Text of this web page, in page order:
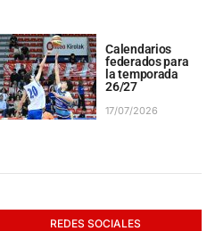
Calendarios
federados para
la temporada
26/27
17/07/2026
REDES SOCIALES